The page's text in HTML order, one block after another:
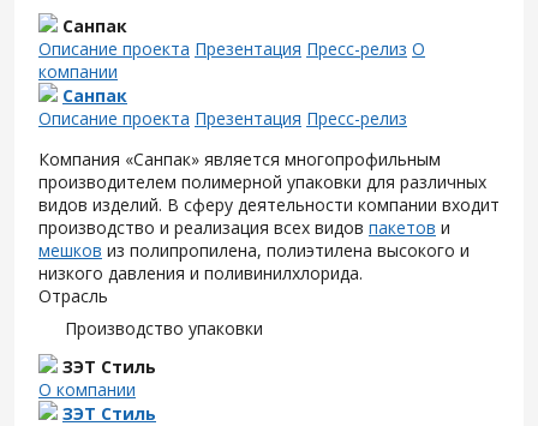
Санпак
Описание проекта Презентация Пресс-релиз О
компании
Санпак
Описание проекта Презентация Пресс-релиз
Компания «Санпак» является многопрофильным
производителем полимерной упаковки для различных
видов изделий. В сферу деятельности компании входит
производство и реализация всех видов пакетов и
мешков из полипропилена, полиэтилена высокого и
низкого давления и поливинилхлорида.
Отрасль
Производство упаковки
ЗЭТ Стиль
О компании
ЗЭТ Стиль